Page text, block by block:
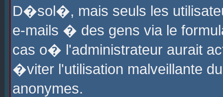
D�sol�, mais seuls les
e-mails � des gens via le
cas o� l'administrateur aurait
�viter l'utilisation malveillante
anonymes.